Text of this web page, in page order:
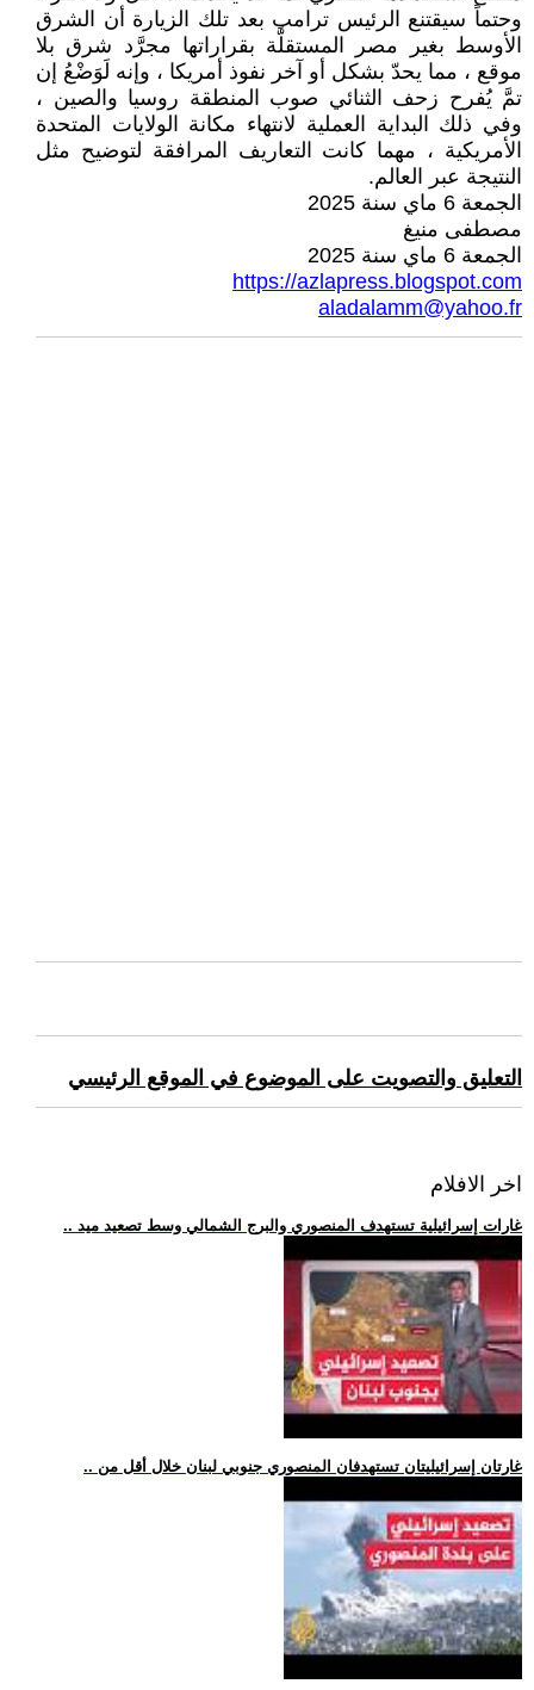
وحتماً سيقتنع الرئيس ترامب بعد تلك الزيارة أن الشرق
الأوسط بغير مصر المستقلَّة بقراراتها مجرَّد شرق بلا
موقع ، مما يحدّ بشكل أو آخر نفوذ أمريكا ، وإنه لَوَضْعُ إن
تمَّ يُفرح زحف الثنائي صوب المنطقة روسيا والصين ،
وفي ذلك البداية العملية لانتهاء مكانة الولايات المتحدة
الأمريكية ، مهما كانت التعاريف المرافقة لتوضيح مثل
النتيجة عبر العالم.
الجمعة 6 ماي سنة 2025
مصطفى منيغ
الجمعة 6 ماي سنة 2025
https://azlapress.blogspot.com
aladalamm@yahoo.fr
التعليق والتصويت على الموضوع في الموقع الرئيسي
اخر الافلام
.. غارات إسرائيلية تستهدف المنصوري والبرج الشمالي وسط تصعيد ميد
.. غارتان إسرائيليتان تستهدفان المنصوري جنوبي لبنان خلال أقل من